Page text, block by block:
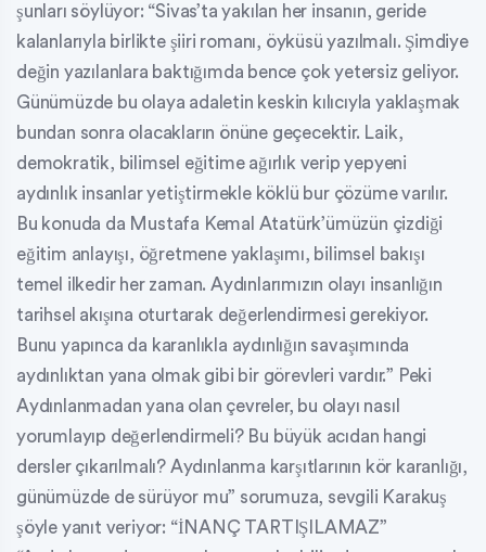
şunları söylüyor: “Sivas’ta yakılan her insanın, geride
kalanlarıyla birlikte şiiri romanı, öyküsü yazılmalı. Şimdiye
değin yazılanlara baktığımda bence çok yetersiz geliyor.
Günümüzde bu olaya adaletin keskin kılıcıyla yaklaşmak
bundan sonra olacakların önüne geçecektir. Laik,
demokratik, bilimsel eğitime ağırlık verip yepyeni
aydınlık insanlar yetiştirmekle köklü bur çözüme varılır.
Bu konuda da Mustafa Kemal Atatürk’ümüzün çizdiği
eğitim anlayışı, öğretmene yaklaşımı, bilimsel bakışı
temel ilkedir her zaman. Aydınlarımızın olayı insanlığın
tarihsel akışına oturtarak değerlendirmesi gerekiyor.
Bunu yapınca da karanlıkla aydınlığın savaşımında
aydınlıktan yana olmak gibi bir görevleri vardır.” Peki
Aydınlanmadan yana olan çevreler, bu olayı nasıl
yorumlayıp değerlendirmeli? Bu büyük acıdan hangi
dersler çıkarılmalı? Aydınlanma karşıtlarının kör karanlığı,
günümüzde de sürüyor mu” sorumuza, sevgili Karakuş
şöyle yanıt veriyor: “İNANÇ TARTIŞILAMAZ”